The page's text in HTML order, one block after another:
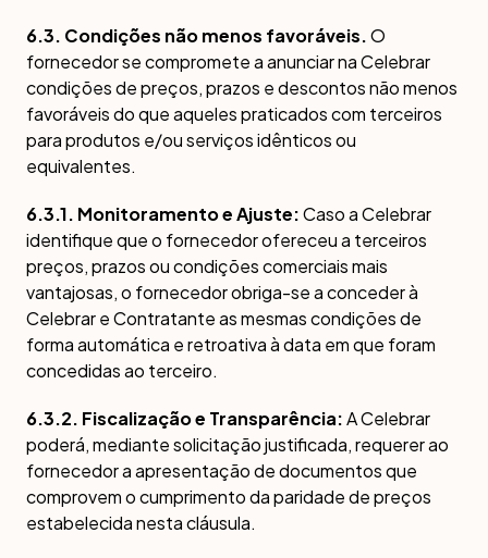
6.3. Condições não menos favoráveis.O
fornecedor se compromete a anunciar na Celebrar
condições de preços, prazos e descontos não menos
favoráveis do que aqueles praticados com terceiros
para produtos e/ou serviços idênticos ou
equivalentes.
6.3.1. Monitoramento e Ajuste:Caso a Celebrar
identifique que o fornecedor ofereceu a terceiros
preços, prazos ou condições comerciais mais
vantajosas, o fornecedor obriga-se a conceder à
Celebrar e Contratante as mesmas condições de
forma automática e retroativa à data em que foram
concedidas ao terceiro.
6.3.2. Fiscalização e Transparência:A Celebrar
poderá, mediante solicitação justificada, requerer ao
fornecedor a apresentação de documentos que
comprovem o cumprimento da paridade de preços
estabelecida nesta cláusula.